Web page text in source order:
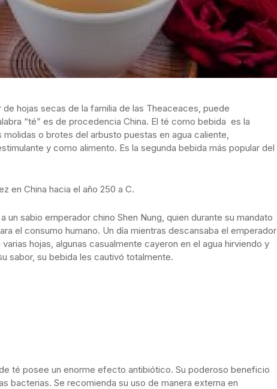
hojas secas de la familia de las Theaceaces, puede
“té” es de procedencia China. El té como bebida es la
o brotes del arbusto puestas en agua caliente,
y como alimento. Es la segunda bebida más popular del
en China hacia el año 250 a C.
un sabio emperador chino Shen Nung, quien durante su mandato
el consumo humano. Un día mientras descansaba el emperador
hojas, algunas casualmente cayeron en el agua hirviendo y
sabor, su bebida les cautivó totalmente.
té posee un enorme efecto antibiótico. Su poderoso beneficio
bacterias. Se recomienda su uso de manera externa en